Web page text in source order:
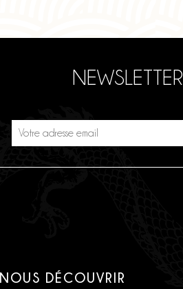
NEWSLETTER
NOUS DÉCOUVRIR